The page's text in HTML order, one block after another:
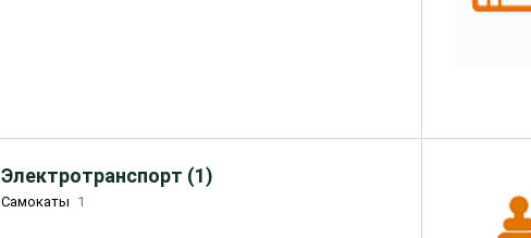
Электротранспорт (1)
Самокаты 1